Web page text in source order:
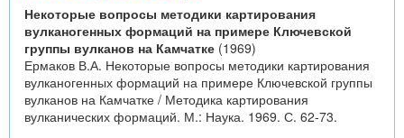
Некоторые вопросы методики картирования
вулканогенных формаций на примере Ключевской
группы вулканов на Камчатке (1969)
Ермаков В.А. Некоторые вопросы методики картирования
вулканогенных формаций на примере Ключевской группы
вулканов на Камчатке / Методика картирования
вулканических формаций. М.: Наука. 1969. С. 62-73.